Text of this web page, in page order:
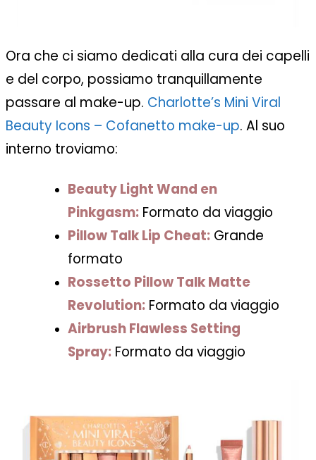
Ora che ci siamo dedicati alla cura dei capelli
e del corpo, possiamo tranquillamente
passare al make-up. Charlotte’s Mini Viral
Beauty Icons – Cofanetto make-up. Al suo
interno troviamo:
Beauty Light Wand en
Pinkgasm: Formato da viaggio
Pillow Talk Lip Cheat: Grande
formato
Rossetto Pillow Talk Matte
Revolution: Formato da viaggio
Airbrush Flawless Setting
Spray: Formato da viaggio